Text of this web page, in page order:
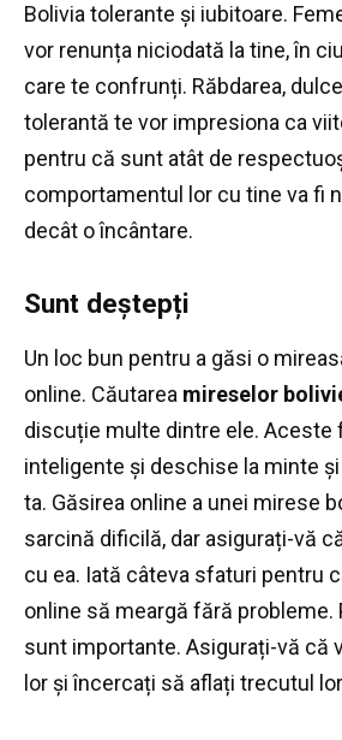
Bolivia tolerante și iubitoare.
vor renunța niciodată la tine, în
care te confrunți. Răbdarea,
tolerantă te vor impresiona ca
pentru că sunt atât de
comportamentul lor cu tine va fi
decât o încântare.
Sunt deștepți
Un loc bun pentru a găsi o
online. Căutarea mireselor
discuție multe dintre ele. Aceste
inteligente și deschise la minte
ta. Găsirea online a unei mirese
sarcină dificilă, dar asigurați-vă
cu ea. Iată câteva sfaturi pentru
online să meargă fără probleme.
sunt importante. Asigurați-vă că
lor și încercați să aflați trecutul